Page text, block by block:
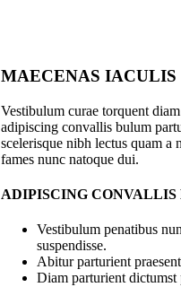
MAECENAS IACULIS
Vestibulum curae torquent
adipiscing convallis bulum
scelerisque nibh lectus quam a
fames nunc natoque dui.
ADIPISCING
Vestibulum penatibus
suspendisse.
Abitur parturient
Diam parturient dictumst